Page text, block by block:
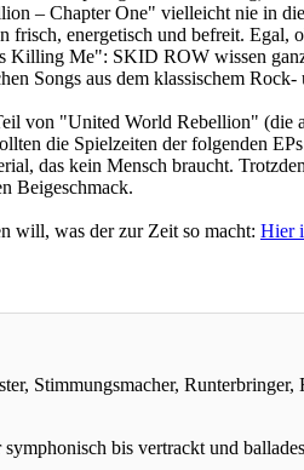
– Chapter One" vielleicht nie in
frisch, energetisch und befreit.
Me": SKID ROW wissen
Songs aus dem klassischem
von "United World Rebellion" (die
die Spielzeiten der folgenden
das kein Mensch braucht.
Beigeschmack.
will, was der zur Zeit so macht: Hier
Stimmungsmacher,
bis vertrackt und